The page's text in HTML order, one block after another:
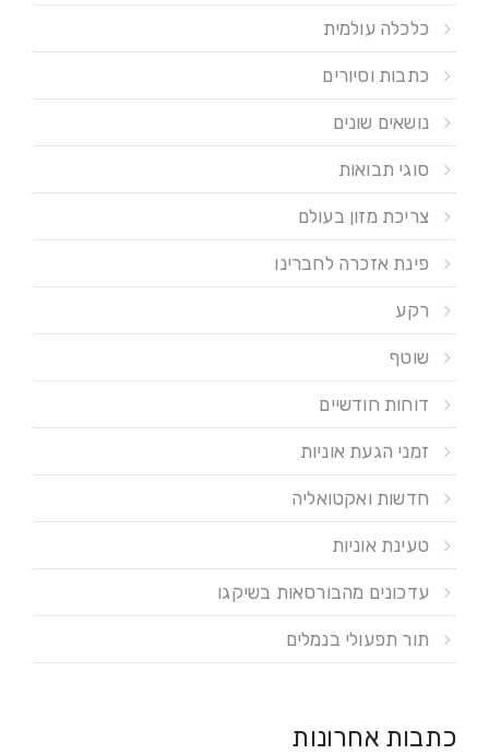
כלכלה עולמית
כתבות וסיורים
נושאים שונים
סוגי תבואות
צריכת מזון בעולם
פינת אזכרה לחברינו
רקע
שוטף
דוחות חודשיים
זמני הגעת אוניות
חדשות ואקטואליה
טעינת אוניות
עדכונים מהבורסאות בשיקגו
תור תפעולי בנמלים
כתבות אחרונות